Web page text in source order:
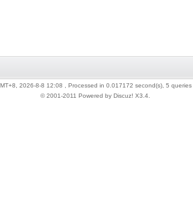
2026-8-8 12:08
, Processed in 0.017172 second(s), 5 queries .
© 2001-2011 Powered by Discuz! X3.4